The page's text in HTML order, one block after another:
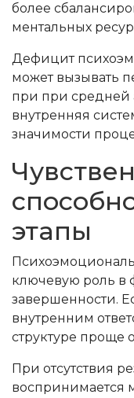
более
ментальных
Дефицит
может вызывать
при при средней
внутренняя
значимости
этапы
ключевую роль в
завершенности.
внутренним
структуре проще
При отсутствия
воспринимается